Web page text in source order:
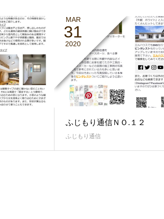
MAR
31
2020
ふじもり通信ＮＯ.１２
ふじもり通信